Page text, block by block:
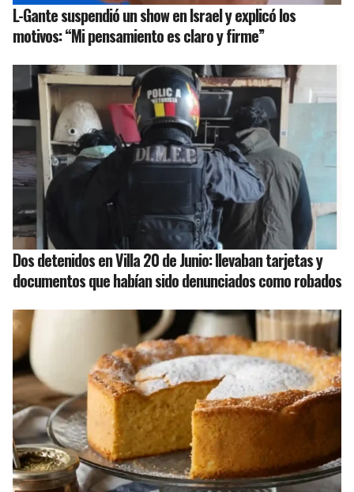
L-Gante suspendió un show en Israel y explicó los
motivos: “Mi pensamiento es claro y firme”
Dos detenidos en Villa 20 de Junio: llevaban tarjetas y
documentos que habían sido denunciados como robados